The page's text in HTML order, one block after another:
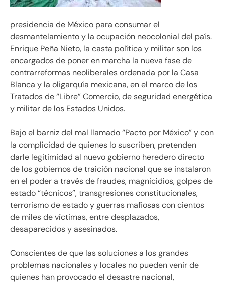
presidencia de México para consumar el
desmantelamiento y la ocupación neocolonial del país.
Enrique Peña Nieto, la casta política y militar son los
encargados de poner en marcha la nueva fase de
contrarreformas neoliberales ordenada por la Casa
Blanca y la oligarquía mexicana, en el marco de los
Tratados de “Libre” Comercio, de seguridad energética
y militar de los Estados Unidos.
Bajo el barniz del mal llamado “Pacto por México” y con
la complicidad de quienes lo suscriben, pretenden
darle legitimidad al nuevo gobierno heredero directo
de los gobiernos de traición nacional que se instalaron
en el poder a través de fraudes, magnicidios, golpes de
estado “técnicos”, transgresiones constitucionales,
terrorismo de estado y guerras mafiosas con cientos
de miles de víctimas, entre desplazados,
desaparecidos y asesinados.
Conscientes de que las soluciones a los grandes
problemas nacionales y locales no pueden venir de
quienes han provocado el desastre nacional,